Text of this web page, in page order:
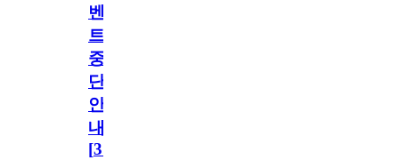
벤
트
중
단
안
내
[31